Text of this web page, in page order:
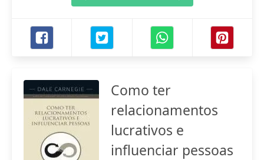
Como ter
relacionamentos
lucrativos e
influenciar pessoas